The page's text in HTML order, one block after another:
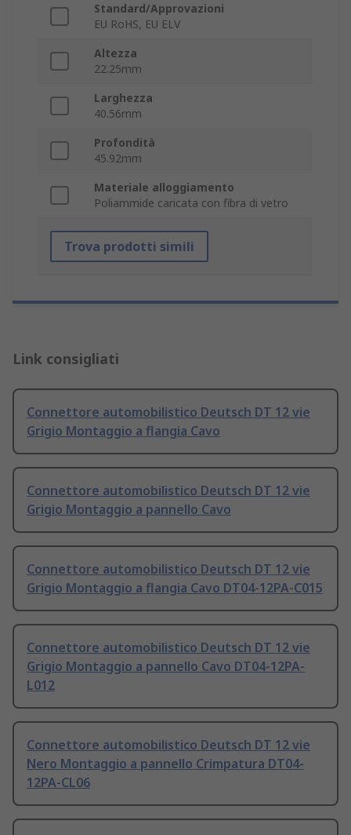
Standard/Approvazioni
EU RoHS, EU ELV
Altezza
22.25mm
Larghezza
40.56mm
Profondità
45.92mm
Materiale alloggiamento
Poliammide caricata con fibra di vetro
Trova prodotti simili
Link consigliati
Connettore automobilistico Deutsch DT 12 vie
Grigio Montaggio a flangia Cavo
Connettore automobilistico Deutsch DT 12 vie
Grigio Montaggio a pannello Cavo
Connettore automobilistico Deutsch DT 12 vie
Grigio Montaggio a flangia Cavo DT04-12PA-C015
Connettore automobilistico Deutsch DT 12 vie
Grigio Montaggio a pannello Cavo DT04-12PA-
L012
Connettore automobilistico Deutsch DT 12 vie
Nero Montaggio a pannello Crimpatura DT04-
12PA-CL06